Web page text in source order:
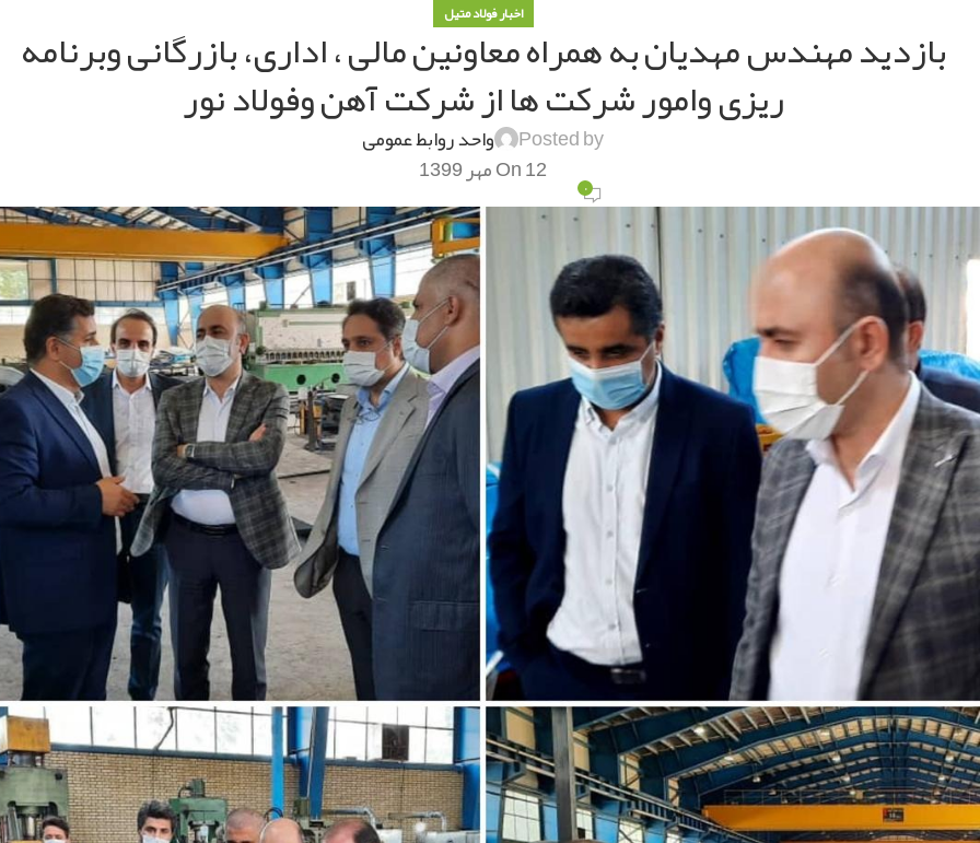
اخبار فولاد متیل
بازدید مهندس مهدیان به همراه معاونین مالی ، اداری، بازرگانی وبرنامه
ریزی وامور شرکت ها از شرکت آهن وفولاد نور
Posted by واحد روابط عمومی
On 12 مهر 1399 ۰